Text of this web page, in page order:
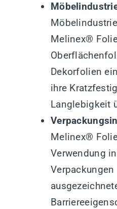
Melinex®
Dekorfolien
ihre
Langlebigkeit
Melinex®
Verwendung